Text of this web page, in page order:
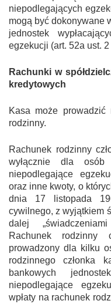
niepodlegających
mogą być dokonywane
jednostek
egzekucji (art. 52a ust.
Rachunki w
kredytowych
Kasa może prowadzić
rodzinny.
Rachunek rodzinny
wyłącznie dla osób
niepodlegające
oraz inne kwoty, o
dnia 17 listopada
cywilnego, z wyjątkiem
dalej
Rachunek
prowadzony dla kilku
rodzinnego członka
bankowych
niepodlegające
wpłaty na rachunek